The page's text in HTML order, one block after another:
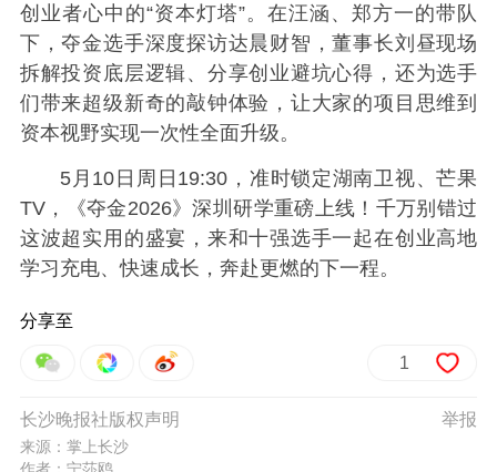
创业者心中的“资本灯塔”。在汪涵、郑方一的带队
下，夺金选手深度探访达晨财智，董事长刘昼现场
拆解投资底层逻辑、分享创业避坑心得，还为选手
们带来超级新奇的敲钟体验，让大家的项目思维到
资本视野实现一次性全面升级。
5月10日周日19:30，准时锁定湖南卫视、芒果
TV，《夺金2026》深圳研学重磅上线！千万别错过
这波超实用的盛宴，来和十强选手一起在创业高地
学习充电、快速成长，奔赴更燃的下一程。
分享至
1
举报
长沙晚报社版权声明
来源：掌上长沙